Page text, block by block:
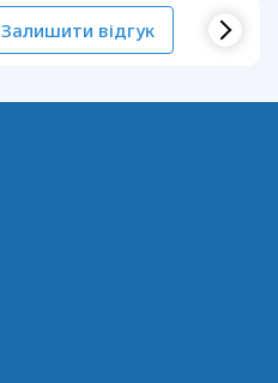
Залишити відгук